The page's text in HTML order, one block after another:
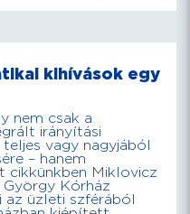
kihívások egy
nem csak a
irányítási
vagy nagyjából
– hanem
cikkünkben Miklovicz
György Kórház
az üzleti szférából